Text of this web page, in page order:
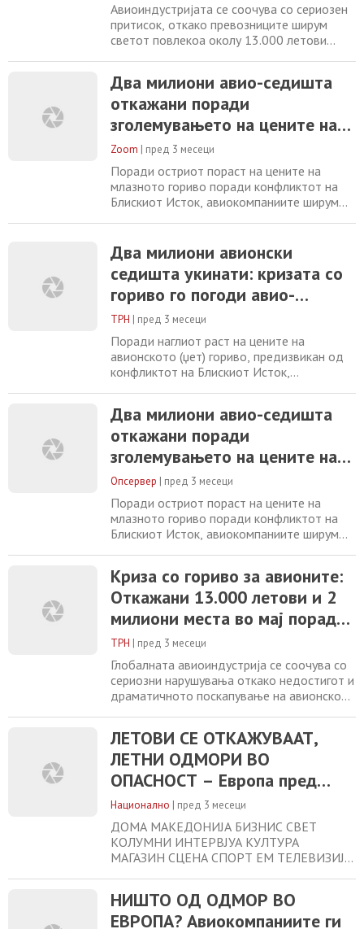
Авиоиндустријата се соочува со сериозен
притисок, откако превозниците ширум
светот повлекоа околу 13.000 летови
гориво, поттикнат од тензиите на
Блискиот Исток, што резултираше со
намалување на понудата за речиси два
милиони седишта. Според анализите на
воздухопловните експерти,
Два милиони авио-седишта
откажани поради
зголемувањето на цените на
горивата
Zoom | пред 3 месеци
Поради остриот пораст на цените на
млазното гориво поради конфликтот на
Блискиот Исток, авиокомпаниите ширум
милиони седишта се отстранети од
нивните распореди. Податоците од
аналитичката фирма Cirium покажуваат
дека авиокомпаниите ги прилагодуваат
Два милиони авионски
седишта укинати: кризата со
гориво го погоди авио-
сообраќајот во Европа
ТРН | пред 3 месеци
Поради наглиот раст на цените на
авионското (џет) гориво, предизвикан од
конфликтот на Блискиот Исток,
распоредот се отстранети околу два
милиони седишта. Според податоците на
аналитичката компанија Cirium,
превозниците веќе го прилагодуваат
работењето на новите пазарни услови
Два милиони авио-седишта
откажани поради
зголемувањето на цените на
горивата
Опсервер | пред 3 месеци
Поради остриот пораст на цените на
млазното гориво поради конфликтот на
Блискиот Исток, авиокомпаниите ширум
милиони седишта се отстранети од
нивните распореди. Податоците од
аналитичката фирма Cirium покажуваат
дека авиокомпаниите ги прилагодуваат
своите операции на новите пазарни
Криза со гориво за авионите:
Откажани 13.000 летови и 2
милиони места во мај поради
поскапување на керозинот
ТРН | пред 3 месеци
Глобалната авиоиндустрија се соочува со
сериозни нарушувања откако недостигот и
драматичното поскапување на авионското
аналитичката компанија Cirium, во мај се
откажани околу 13.000 летови, додека
капацитетот е намален за речиси 2
милиони патнички седишта. Само во
последните две недели
ЛЕТОВИ СЕ ОТКАЖУВААТ,
ЛЕТНИ ОДМОРИ ВО
ОПАСНОСТ – Европа пред
авио-криза
Национално | пред 3 месеци
ДОМА МАКЕДОНИЈА БИЗНИС СВЕТ
КОЛУМНИ ИНТЕРВЈУА КУЛТУРА
МАГАЗИН СЦЕНА СПОРТ ЕМ ТЕЛЕВИЗИЈА
пред авио-криза Летовите се откажани,
патниците добиваат автоматски поврат на
НИШТО ОД ОДМОР ВО
ЕВРОПА? Авиокомпаниите ги